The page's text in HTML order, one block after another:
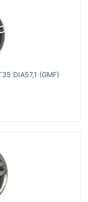
DIA57,1 (GMF)